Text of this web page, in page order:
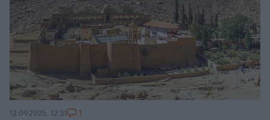
12.09.2025, 12:31 1